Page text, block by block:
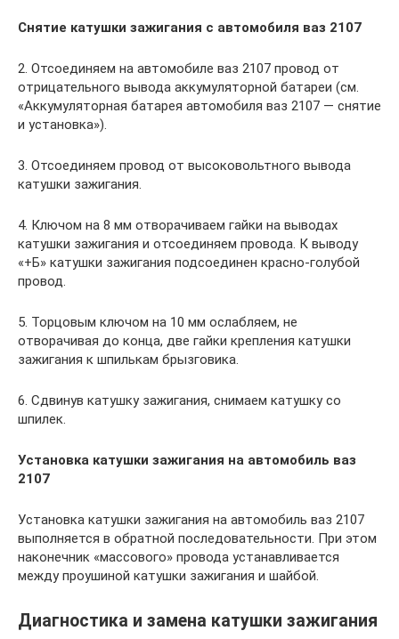
Снятие катушки зажигания с автомобиля ваз 2107
2. Отсоединяем на автомобиле ваз 2107 провод от
отрицательного вывода аккумуляторной батареи (см.
«Аккумуляторная батарея автомобиля ваз 2107 — снятие
и установка»).
3. Отсоединяем провод от высоковольтного вывода
катушки зажигания.
4. Ключом на 8 мм отворачиваем гайки на выводах
катушки зажигания и отсоединяем провода. К выводу
«+Б» катушки зажигания подсоединен красно-голубой
провод.
5. Торцовым ключом на 10 мм ослабляем, не
отворачивая до конца, две гайки крепления катушки
зажигания к шпилькам брызговика.
6. Сдвинув катушку зажигания, снимаем катушку со
шпилек.
Установка катушки зажигания на автомобиль ваз
2107
Установка катушки зажигания на автомобиль ваз 2107
выполняется в обратной последовательности. При этом
наконечник «массового» провода устанавливается
между проушиной катушки зажигания и шайбой.
Диагностика и замена катушки зажигания